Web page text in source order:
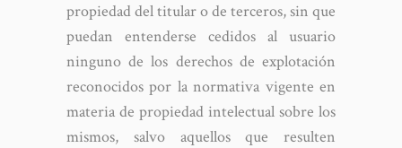
propiedad del titular o de terceros, sin que
puedan entenderse cedidos al usuario
ninguno de los derechos de explotación
reconocidos por la normativa vigente en
materia de propiedad intelectual sobre los
mismos, salvo aquellos que resulten